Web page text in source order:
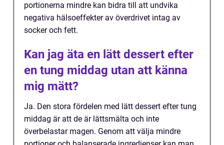
portionerna mindre kan bidra till att undvika
negativa hälsoeffekter av överdrivet intag av
socker och fett.
Kan jag äta en lätt dessert efter
en tung middag utan att känna
mig mätt?
Ja. Den stora fördelen med lätt dessert efter tung
middag är att de är lättsmälta och inte
överbelastar magen. Genom att välja mindre